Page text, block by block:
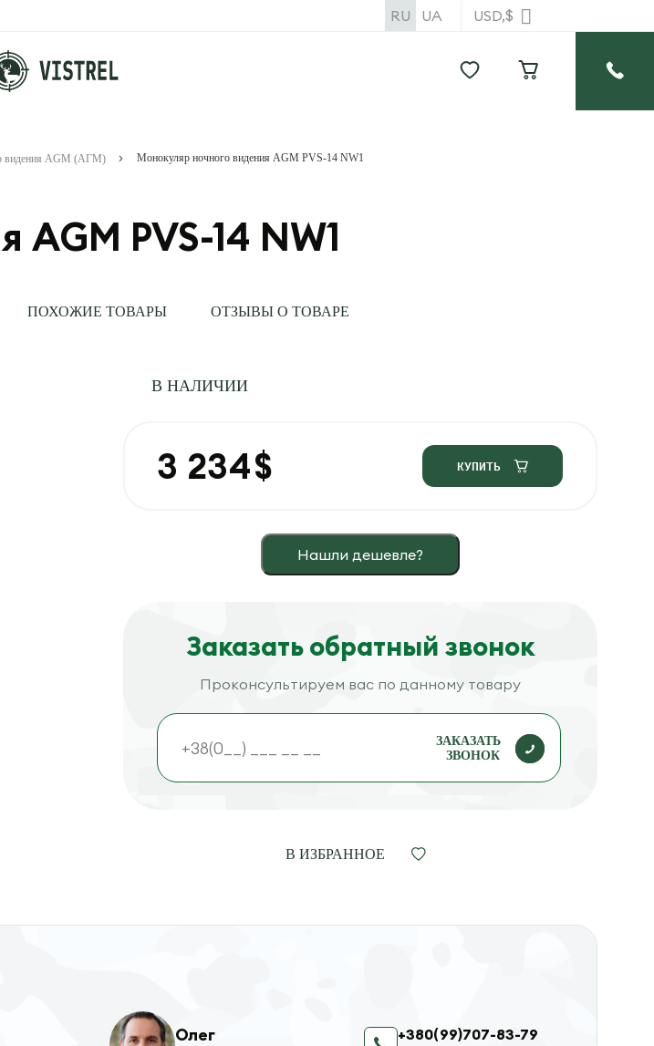
USD,$
RU UA
видения AGM (АГМ) Монокуляр ночного видения AGM PVS-14 NW1
PVS-14 NW1
ПОХОЖИЕ ТОВАРЫ ОТЗЫВЫ О ТОВАРЕ
В НАЛИЧИИ
3 234$ КУПИТЬ
Нашли дешевле?
Заказать обратный звонок
Проконсультируем вас по данному товару
ЗАКАЗАТЬ
ЗВОНОК
В ИЗБРАННОЕ
Олег +380(99)707-83-79